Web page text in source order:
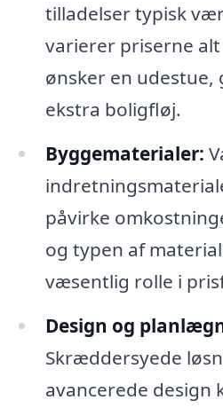
tilladelser typisk
varierer priserne
ønsker en udestue,
ekstra boligfløj.
Byggematerialer:
påvirke
og typen af
væsentlig rolle i
Design og
Skræddersyede
avancerede design